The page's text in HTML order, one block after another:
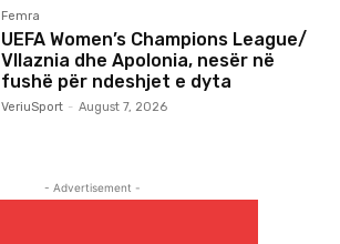
Femra
UEFA Women’s Champions League/
Vllaznia dhe Apolonia, nesër në
fushë për ndeshjet e dyta
VeriuSport - August 7, 2026
- Advertisement -